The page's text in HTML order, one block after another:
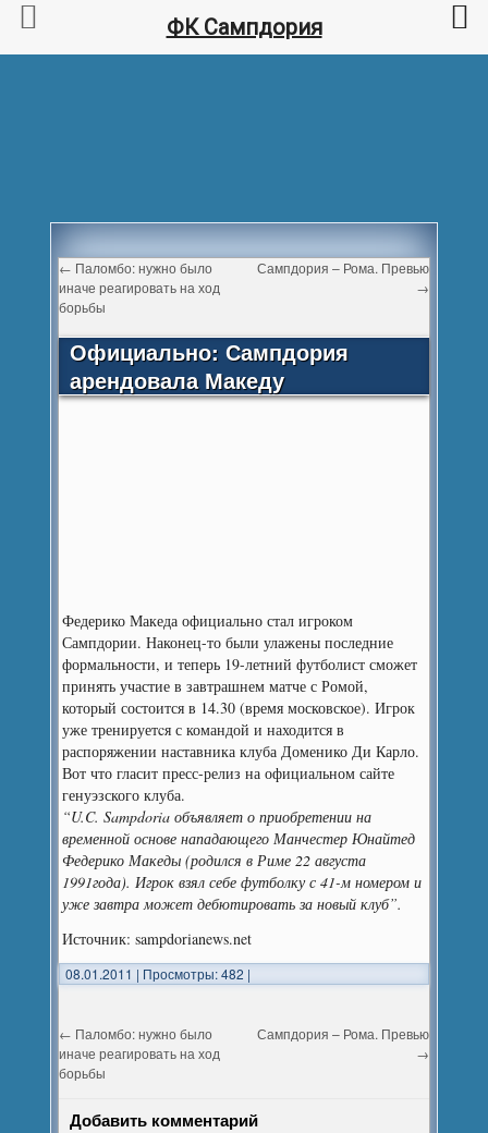
← Паломбо: нужно было
иначе реагировать на ход
борьбы
Сампдория – Рома. Превью
→
Официально: Сампдория
арендовала Македу
Федерико Македа официально стал игроком
Сампдории. Наконец-то были улажены последние
формальности, и теперь 19-летний футболист сможет
принять участие в завтрашнем матче с Ромой,
который состоится в 14.30 (время московское). Игрок
уже тренируетcя с командой и находится в
распоряжении наставника клуба Доменико Ди Карло.
Вот что гласит пресс-релиз на официальном сайте
генуэзского клуба.
“U.C. Sampdoria объявляет о приобретении на
временной основе нападающего Манчестер Юнайтед
Федерико Македы (родился в Риме 22 августа
1991года). Игрок взял себе футболку с 41-м номером и
уже завтра может дебютировать за новый клуб”.
Источник: sampdorianews.net
08.01.2011 | Просмотры: 482 |
← Паломбо: нужно было
иначе реагировать на ход
борьбы
Сампдория – Рома. Превью
→
Добавить комментарий
ФК Сампдория